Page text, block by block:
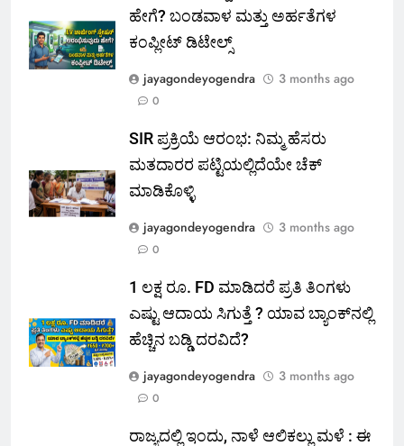
ಹೇಗೆ? ಬಂಡವಾಳ ಮತ್ತು ಅರ್ಹತೆಗಳ
ಕಂಪ್ಲೀಟ್ ಡಿಟೇಲ್ಸ್
jayagondeyogendra
3 months ago
0
SIR ಪ್ರಕ್ರಿಯೆ ಆರಂಭ: ನಿಮ್ಮ ಹೆಸರು
ಮತದಾರರ ಪಟ್ಟಿಯಲ್ಲಿದೆಯೇ ಚೆಕ್
ಮಾಡಿಕೊಳ್ಳಿ
jayagondeyogendra
3 months ago
0
1 ಲಕ್ಷ ರೂ. FD ಮಾಡಿದರೆ ಪ್ರತಿ ತಿಂಗಳು
ಎಷ್ಟು ಆದಾಯ ಸಿಗುತ್ತೆ ? ಯಾವ ಬ್ಯಾಂಕ್‌ನಲ್ಲಿ
ಹೆಚ್ಚಿನ ಬಡ್ಡಿ ದರವಿದೆ?
jayagondeyogendra
3 months ago
0
ರಾಜ್ಯದಲ್ಲಿ ಇಂದು, ನಾಳೆ ಆಲಿಕಲ್ಲು ಮಳೆ : ಈ